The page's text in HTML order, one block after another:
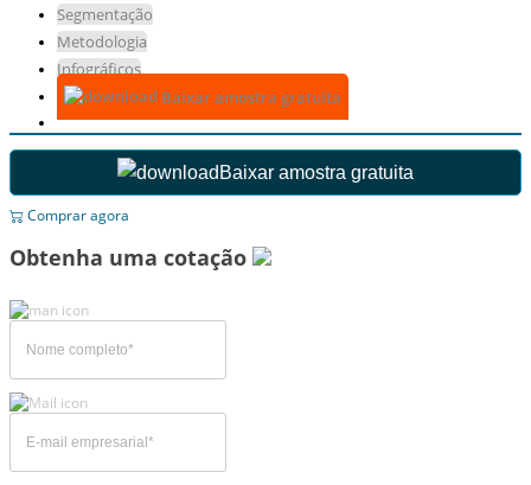
Segmentação
Metodologia
Infográficos
Baixar amostra gratuita
Baixar amostra gratuita
Comprar agora
Obtenha uma cotação